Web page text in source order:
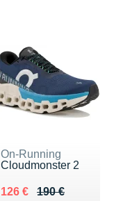
On-Running
Cloudmonster 2
190 €
Au lieu de 190 €
126 €
Vendu 126 €